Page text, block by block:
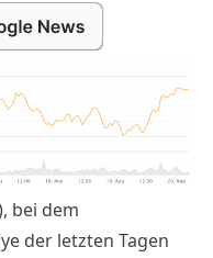
bei dem
der letzten Tagen